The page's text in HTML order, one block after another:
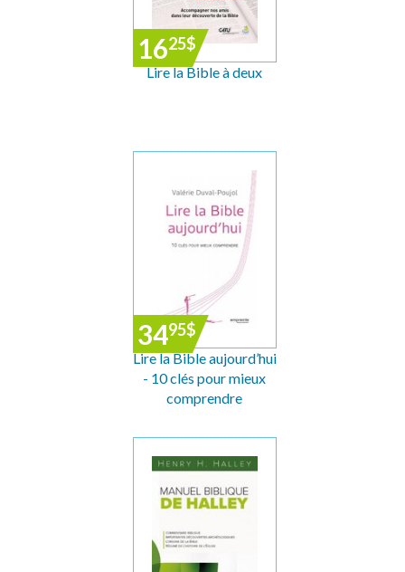
1625$
Lire la Bible à deux
3495$
Lire la Bible aujourd’hui
- 10 clés pour mieux
comprendre